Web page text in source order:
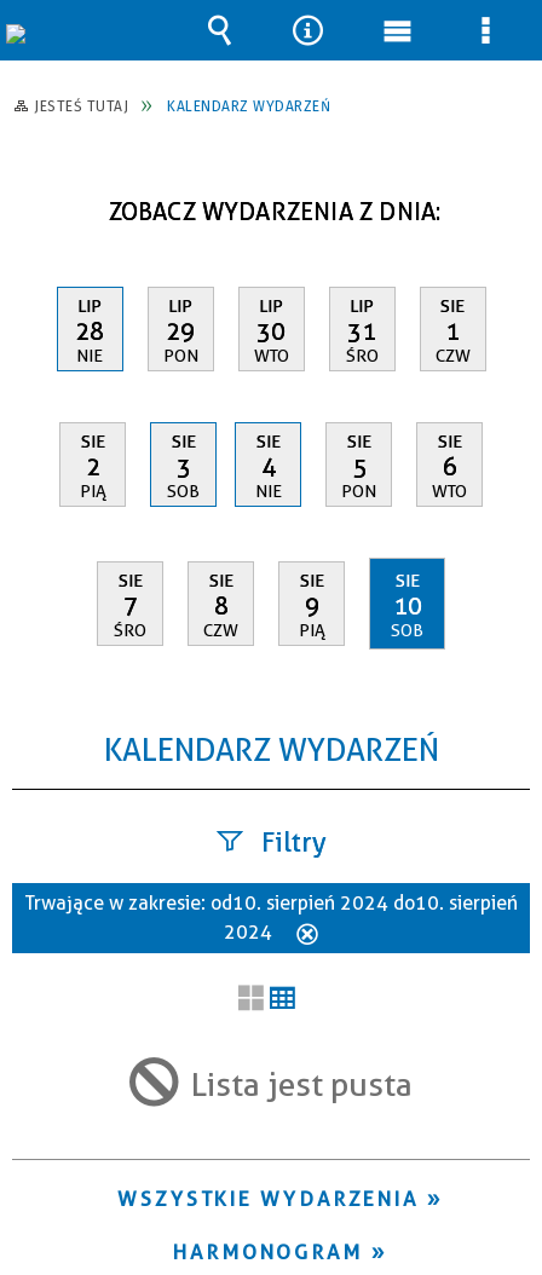
JESTEŚ TUTAJ KALENDARZ WYDARZEŃ
ZOBACZ WYDARZENIA Z DNIA:
LIP
28
NIE
LIP
29
PON
LIP
30
WTO
LIP
31
ŚRO
SIE
1
CZW
SIE
2
PIĄ
SIE
3
SOB
SIE
4
NIE
SIE
5
PON
SIE
6
WTO
SIE
7
ŚRO
SIE
8
CZW
SIE
9
PIĄ
SIE
10
SOB
KALENDARZ WYDARZEŃ
Filtry
Szukana fraza
Trwające w zakresie
Trwające w zakresie: od 10. sierpień 2024 do 10. sierpień
2024
Lista jest pusta
WSZYSTKIE WYDARZENIA
HARMONOGRAM
Wyszukiwarka
Narzędzia
Menu Menu